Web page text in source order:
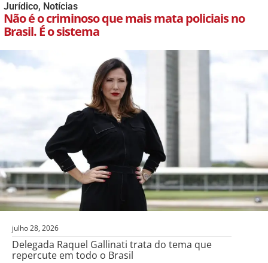
Jurídico, Notícias
Não é o criminoso que mais mata policiais no
Brasil. É o sistema
julho 28, 2026
Delegada Raquel Gallinati trata do tema que
repercute em todo o Brasil